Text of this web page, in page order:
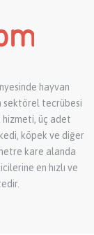
hayvan
sektörel tecrübesi
hizmeti, üç adet
köpek ve diğer
kare alanda
en hızlı ve